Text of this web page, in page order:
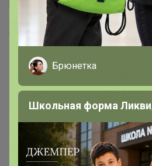
Хиты продаж
Брюнетка
Школьная форма